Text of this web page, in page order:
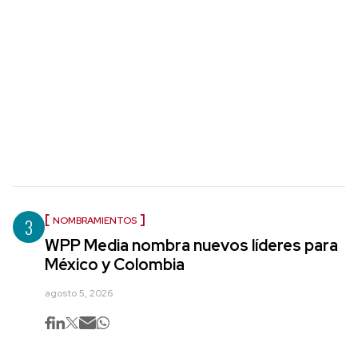
3 NOMBRAMIENTOS
WPP Media nombra nuevos líderes para
México y Colombia
agosto 5, 2026